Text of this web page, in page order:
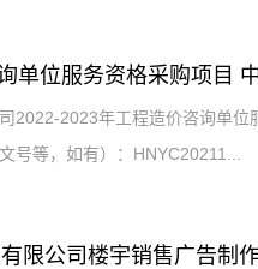
单位服务资格采购项目
2022-2023年工程造价咨询单
号等，如有）：HNYC20211...
限公司楼宇销售广告制